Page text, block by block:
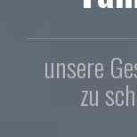
unsere
zu